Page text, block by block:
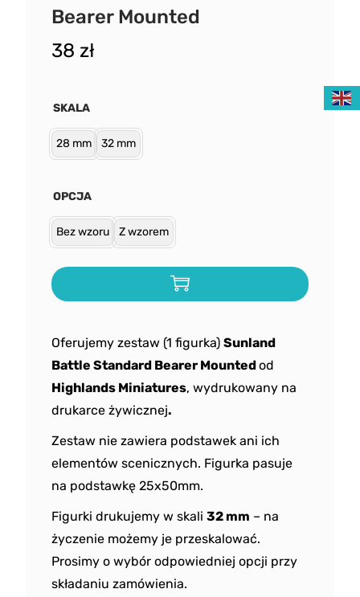
Bearer Mounted
38 zł
Oferujemy zestaw (1 figurka) Sunland
Battle Standard Bearer Mountedod
Highlands Miniatures, wydrukowany na
drukarce żywicznej.
Zestaw nie zawiera podstawek ani ich
elementów scenicznych. Figurka pasuje
na podstawkę 25x50mm.
Figurki drukujemy w skali 32 mm – na
życzenie możemy je przeskalować.
Prosimy o wybór odpowiedniej opcji przy
składaniu zamówienia.
SKALA
28 mm 32 mm
OPCJA
Bez wzoru Z wzorem